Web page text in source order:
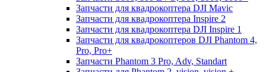
Запчасти для квадрокоптера DJI Mavic
Запчасти для квадрокоптера Inspire 2
Запчасти для квадрокоптера DJI Inspire 1
Запчасти для квадрокоптеров DJI Phantom 4,
Pro, Pro+
Запчасти Phantom 3 Pro, Adv, Standart